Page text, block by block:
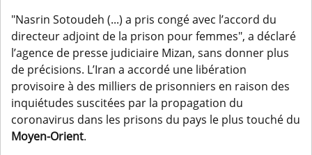
"Nasrin Sotoudeh (...) a pris congé avec l’accord du
directeur adjoint de la prison pour femmes", a déclaré
l’agence de presse judiciaire Mizan, sans donner plus
de précisions. L’Iran a accordé une libération
provisoire à des milliers de prisonniers en raison des
inquiétudes suscitées par la propagation du
coronavirus dans les prisons du pays le plus touché du
Moyen-Orient.